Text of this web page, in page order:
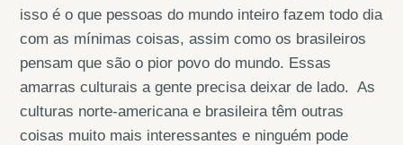
isso é o que pessoas do mundo inteiro fazem todo dia
com as mínimas coisas, assim como os brasileiros
pensam que são o pior povo do mundo. Essas
amarras culturais a gente precisa deixar de lado. As
culturas norte-americana e brasileira têm outras
coisas muito mais interessantes e ninguém pode